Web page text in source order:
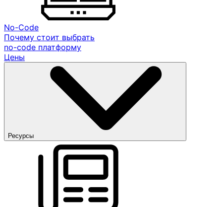
No-Code
Почему стоит выбрать
no-code платформу
Цены
Ресурсы